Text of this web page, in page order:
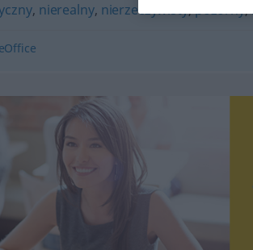
, nierealny, nierzeczywisty,pozorny,